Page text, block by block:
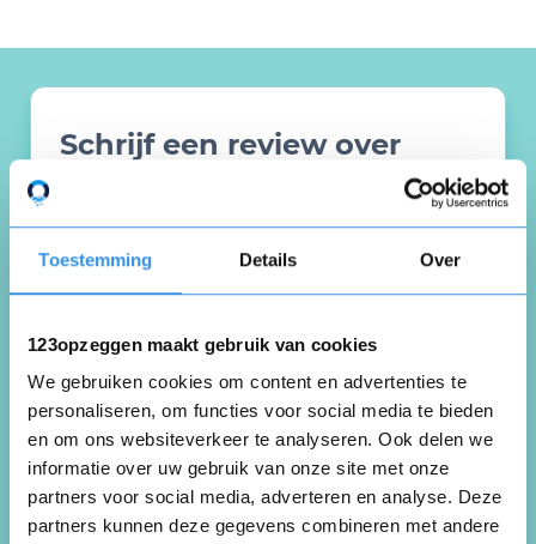
Toestemming Details Over
123opzeggen maakt gebruik van cookies
We gebruiken cookies om content en advertenties te
personaliseren, om functies voor social media te bieden
en om ons websiteverkeer te analyseren. Ook delen we
informatie over uw gebruik van onze site met onze
partners voor social media, adverteren en analyse. Deze
partners kunnen deze gegevens combineren met andere
Schrijf een review over
Assurantiehuis Vanderveen
Schrijf een review
Beoordeel je ervaring *